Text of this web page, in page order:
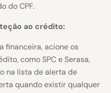
do CPF.
ao crédito:
financeira, acione os
como SPC e Serasa,
na lista de alerta de
quando existir qualquer